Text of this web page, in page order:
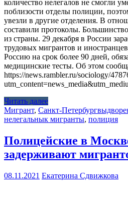
количество нелегалов не смогли
поблизости отделы полиции,
увезли в другие отделения. В
составили протоколы.
из страны. 29 декабря в России
трудовых мигрантов и
Россию на срок более 90 дней,
медицинские тесты. Об этом
https://news.rambler.ru/sociology/
Читать далее
Мигрант, Санкт-Петербург
нелегальнык мигранты, полиция
Полицейские в
задерживают
08.11.2021 Екатерина Сдвижкова